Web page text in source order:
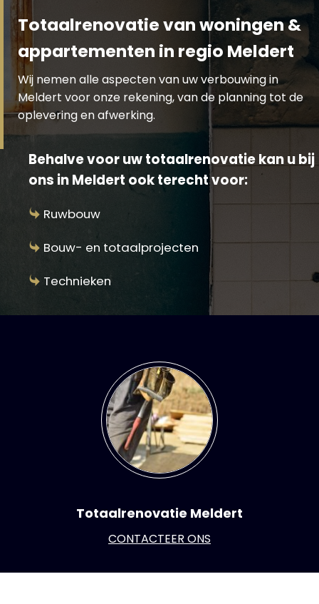
Totaalrenovatie van woningen &
appartementen in regio Meldert
Wij nemen alle aspecten van uw verbouwing in
Meldert voor onze rekening, van de planning tot de
oplevering en afwerking.
Behalve voor uw totaalrenovatie kan u bij
ons in Meldert ook terecht voor:
Ruwbouw
Bouw- en totaalprojecten
Technieken
Totaalrenovatie Meldert
CONTACTEER ONS